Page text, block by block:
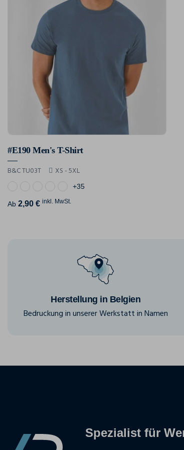
#E190 Men's T-Shirt
B&C TU03T XS - 5XL
+35
Ab 2,90 € inkl. MwSt.
Herstellung in Belgien
Bedruckung in unserer Werkstatt in Namen
Spezialist für